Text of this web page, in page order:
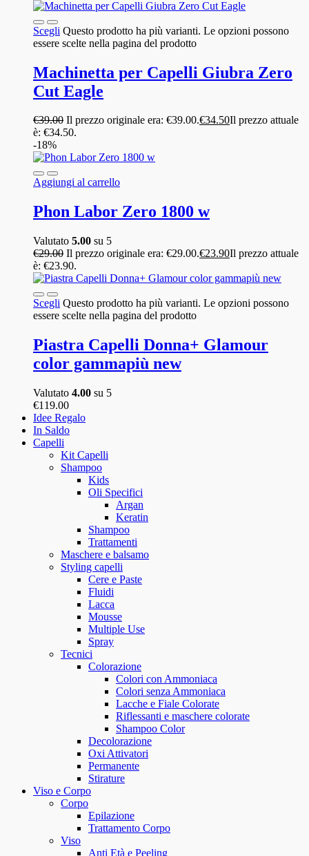
Scegli Questo prodotto ha più varianti. Le opzioni possono
essere scelte nella pagina del prodotto
Machinetta per Capelli Giubra Zero
Cut Eagle
€39.00 Il prezzo originale era: €39.00.€34.50Il prezzo attuale
è: €34.50.
-18%
Aggiungi al carrello
Phon Labor Zero 1800 w
Valutato 5.00 su 5
€29.00 Il prezzo originale era: €29.00.€23.90Il prezzo attuale
è: €23.90.
Scegli Questo prodotto ha più varianti. Le opzioni possono
essere scelte nella pagina del prodotto
Piastra Capelli Donna+ Glamour
color gammapiù new
Valutato 4.00 su 5
€119.00
Idee Regalo
In Saldo
Capelli
Kit Capelli
Shampoo
Kids
Oli Specifici
Argan
Keratin
Shampoo
Trattamenti
Maschere e balsamo
Styling capelli
Cere e Paste
Fluidi
Lacca
Mousse
Multiple Use
Spray
Tecnici
Colorazione
Colori con Ammoniaca
Colori senza Ammoniaca
Lacche e Fiale Colorate
Riflessanti e maschere colorate
Shampoo Color
Decolorazione
Oxi Attivatori
Permanente
Stirature
Viso e Corpo
Corpo
Epilazione
Trattamento Corpo
Viso
Anti Età e Peeling